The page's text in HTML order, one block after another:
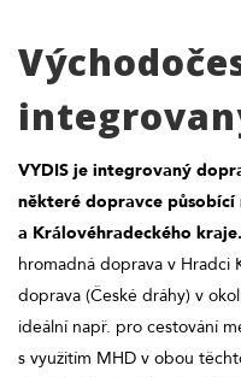
VYDIS je integrovaný
některé dopravce působící
a Královéhradeckého kraje.
hromadná doprava v Hradci
doprava (České dráhy) v
ideální např. pro cestování
s využitím MHD v obou